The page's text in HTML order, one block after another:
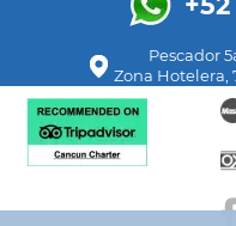
Pescador
Zona Hotelera,